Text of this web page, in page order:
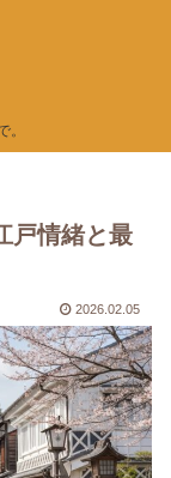
。
戸情緒と最
2026.02.05